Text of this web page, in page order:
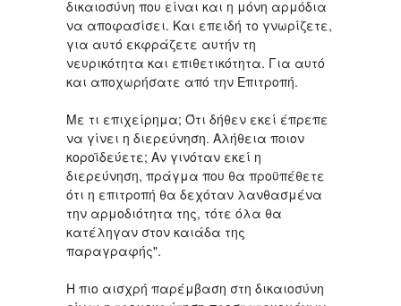
δικαιοσύνη που είναι και η μόνη αρμόδια
να αποφασίσει. Και επειδή το γνωρίζετε,
για αυτό εκφράζετε αυτήν τη
νευρικότητα και επιθετικότητα. Για αυτό
και αποχωρήσατε από την Επιτροπή.
Με τι επιχείρημα; Ότι δήθεν εκεί έπρεπε
να γίνει η διερεύνηση. Αλήθεια ποιον
κοροϊδεύετε; Αν γινόταν εκεί η
διερεύνηση, πράγμα που θα προϋπέθετε
ότι η επιτροπή θα δεχόταν λανθασμένα
την αρμοδιότητα της, τότε όλα θα
κατέληγαν στον καιάδα της
παραγραφής".
Η πιο αισχρή παρέμβαση στη δικαιοσύνη